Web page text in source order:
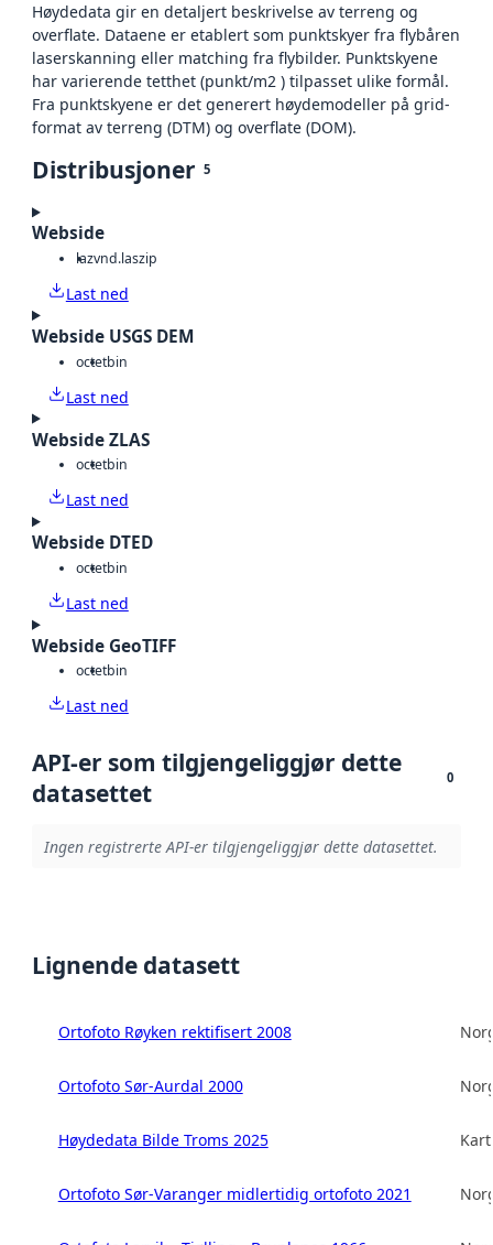
Høydedata gir en detaljert beskrivelse av terreng og
overflate. Dataene er etablert som punktskyer fra flybåren
laserskanning eller matching fra flybilder. Punktskyene
har varierende tetthet (punkt/m2 ) tilpasset ulike formål.
Fra punktskyene er det generert høydemodeller på grid-
format av terreng (DTM) og overflate (DOM).
Distribusjoner 5
Webside
lazvnd.laszip
Last ned
Webside USGS DEM
octetbin
Last ned
Webside ZLAS
octetbin
Last ned
Webside DTED
octetbin
Last ned
Webside GeoTIFF
octetbin
Last ned
API-er som tilgjengeliggjør dette
datasettet
0
Ingen registrerte API-er tilgjengeliggjør dette datasettet.
Lignende datasett
Ortofoto Røyken rektifisert 2008
Ortofoto Sør-Aurdal 2000
Høydedata Bilde Troms 2025
Ortofoto Sør-Varanger midlertidig ortofoto 2021